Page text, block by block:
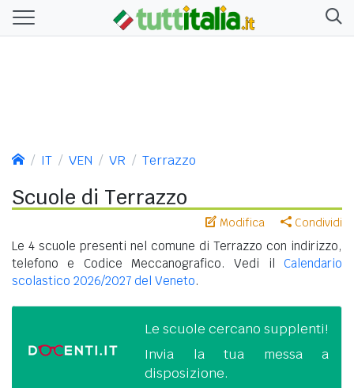
IT VEN VR Terrazzo
Scuole di Terrazzo
Modifica Condividi
Le 4 scuole presenti nel comune di Terrazzo con indirizzo,
telefono e Codice Meccanografico. Vedi il Calendario
scolastico 2026/2027 del Veneto.
Le scuole cercano supplenti!
Invia la tua messa a
disposizione.